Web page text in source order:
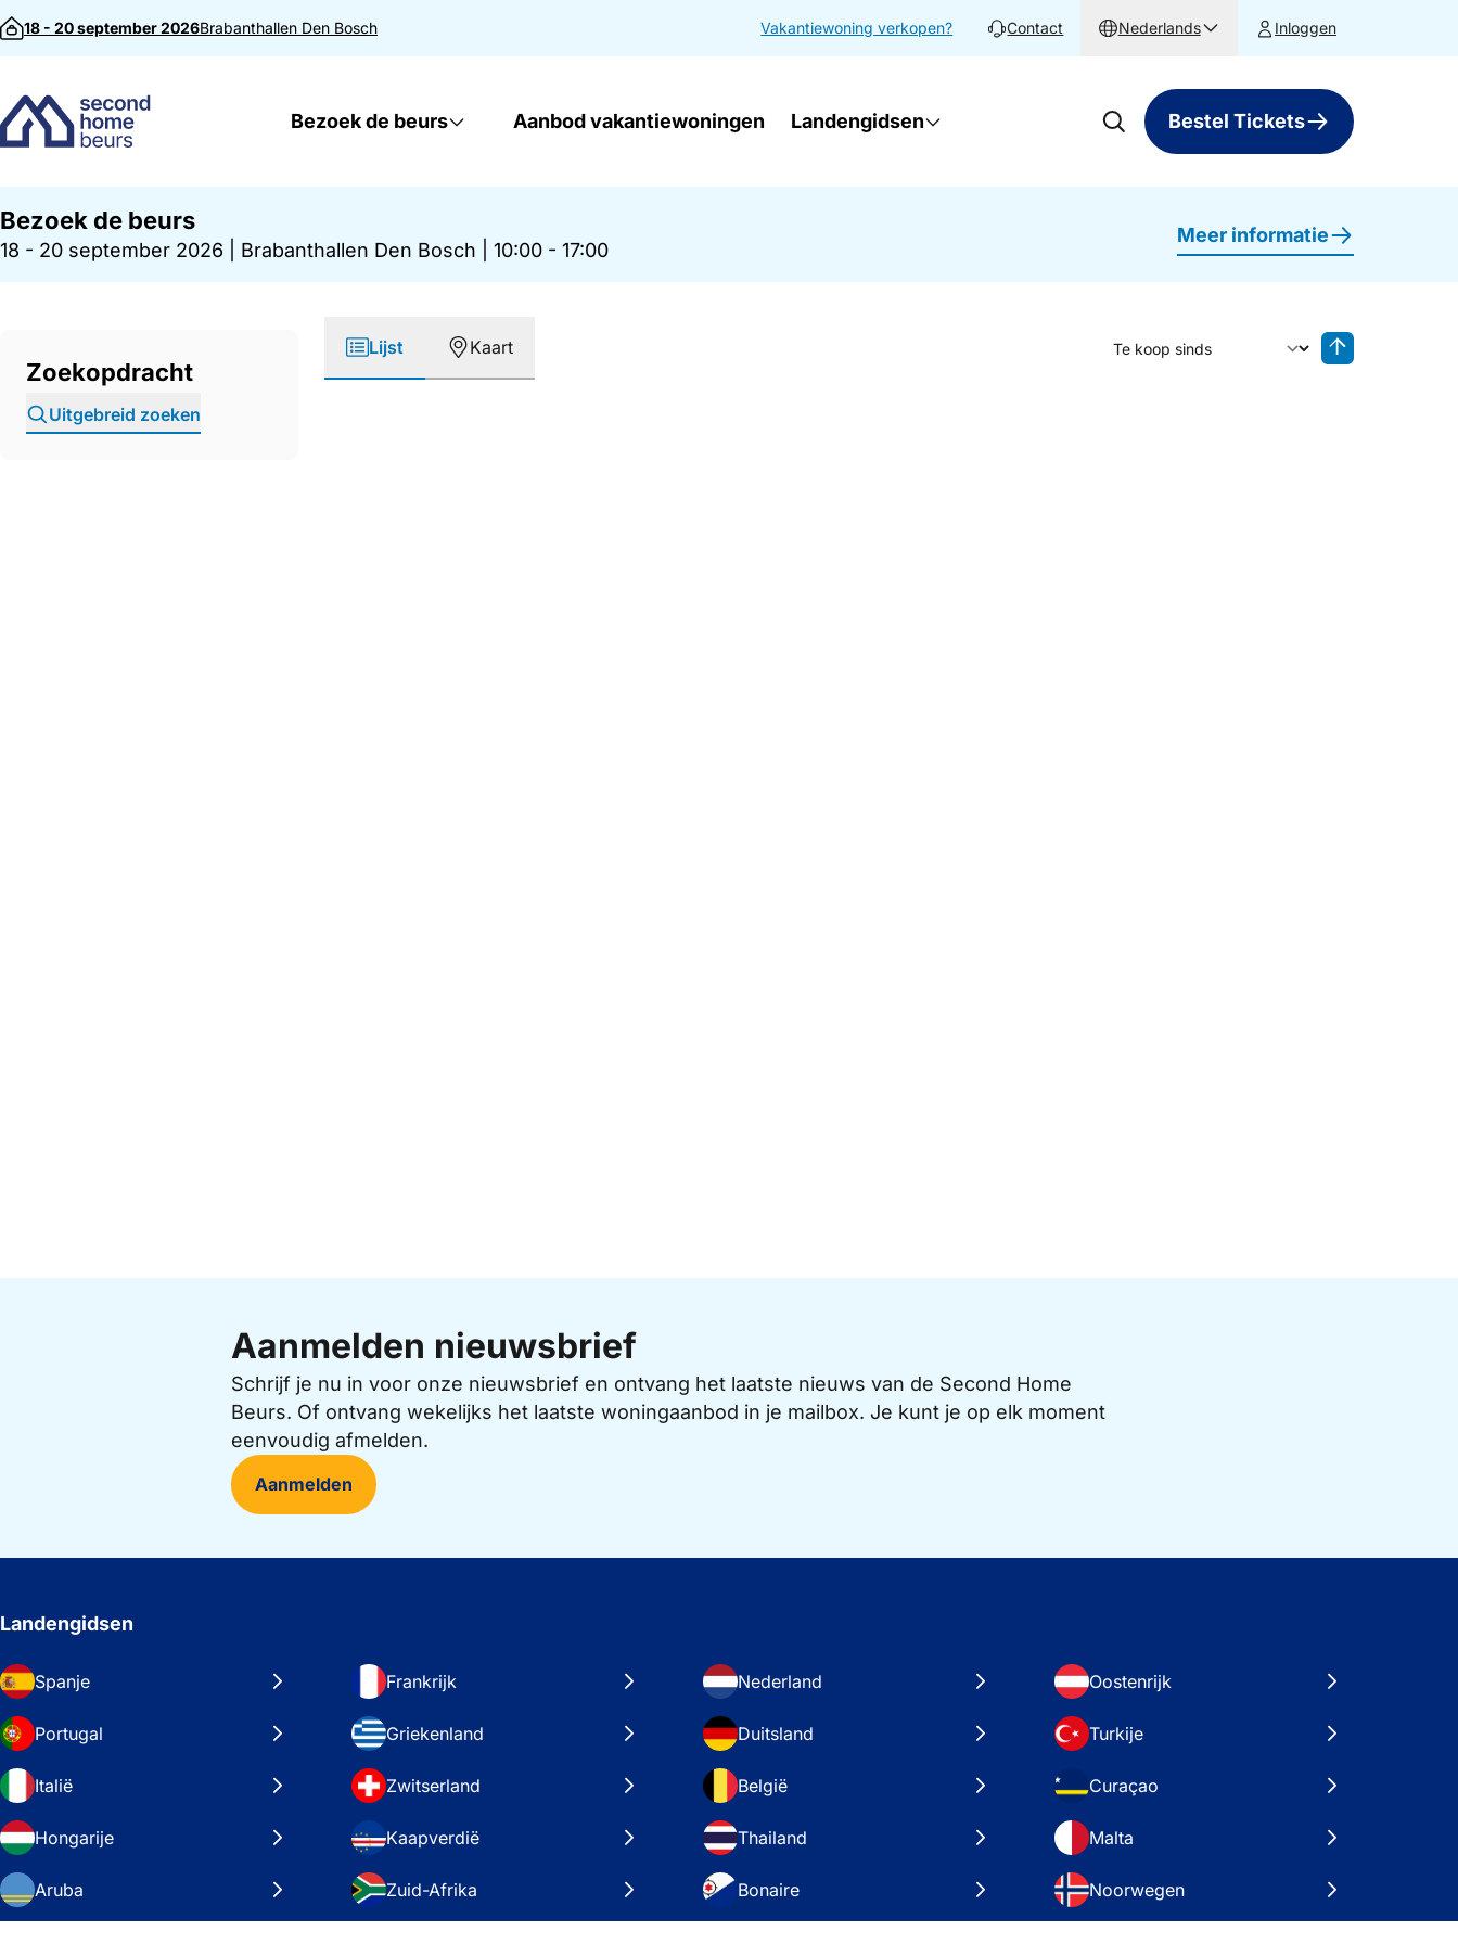
Direct naar inhoud
18 - 20 september 2026Brabanthallen Den Bosch Vakantiewoning verkopen? Contact Nederlands Inloggen
Bezoek de beurs Aanbod vakantiewoningen Landengidsen Bestel Tickets
Bezoek de beurs
18 - 20 september 2026 Brabanthallen Den Bosch 10:00 - 17:00
Meer informatie
Zoekopdracht
Uitgebreid zoeken
Lijst Kaart
Sorteer op
Aanmelden nieuwsbrief
Schrijf je nu in voor onze nieuwsbrief en ontvang het laatste nieuws van de Second Home
Beurs. Of ontvang wekelijks het laatste woningaanbod in je mailbox. Je kunt je op elk moment
eenvoudig afmelden.
Aanmelden
Landengidsen
Spanje Frankrijk Nederland Oostenrijk
Portugal Griekenland Duitsland Turkije
Italië Zwitserland België Curaçao
Hongarije Kaapverdië Thailand Malta
Aruba Zuid-Afrika Bonaire Noorwegen